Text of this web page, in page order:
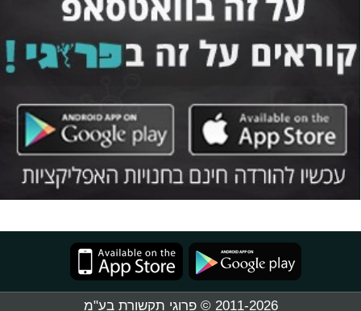
2011-2026 © פרוגי תקשורת בע"מ